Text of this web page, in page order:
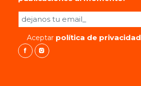
Por favor, deja este campo vacío.
Aceptar política de privacidad